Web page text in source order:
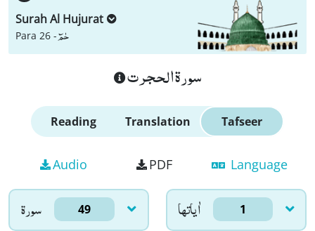
Surah Al Hujurat
Para 26 -حٰمٓ
سورة الحجرت
Reading Translation Tafseer
Audio PDF Language
سورۃ 49 اٰياتها 1